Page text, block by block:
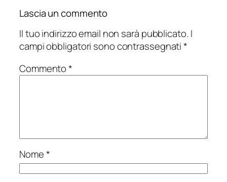
Lascia un commento
Il tuo indirizzo email non sarà pubblicato. I
campi obbligatori sono contrassegnati*
Commento*
Nome*